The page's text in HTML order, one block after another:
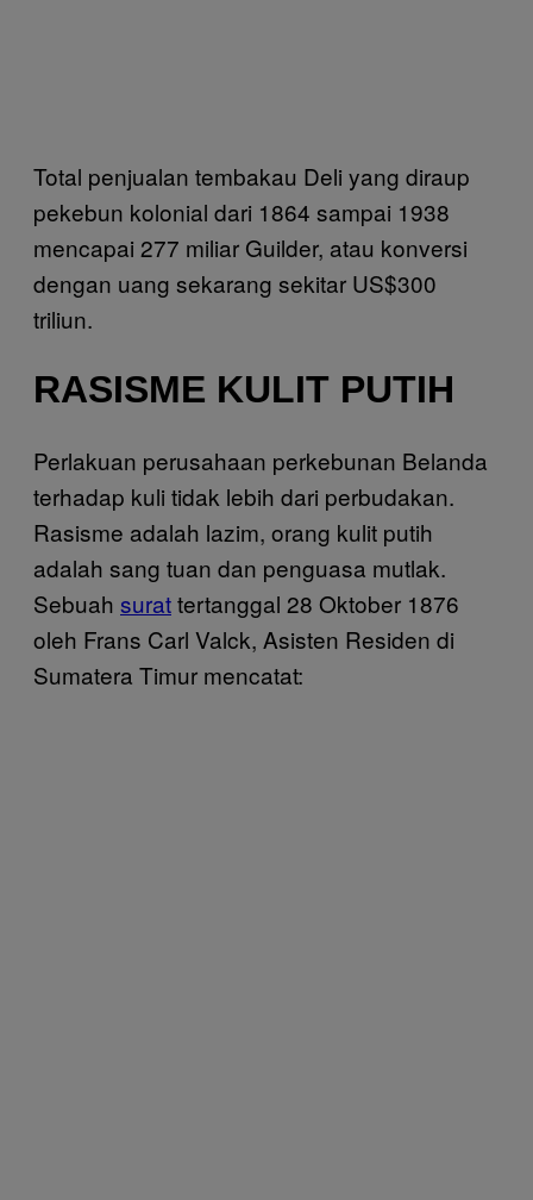
Total penjualan tembakau Deli yang diraup
pekebun kolonial dari 1864 sampai 1938
mencapai 277 miliar Guilder, atau konversi
dengan uang sekarang sekitar US$300
triliun.
RASISME KULIT PUTIH
Perlakuan perusahaan perkebunan Belanda
terhadap kuli tidak lebih dari perbudakan.
Rasisme adalah lazim, orang kulit putih
adalah sang tuan dan penguasa mutlak.
Sebuah surattertanggal 28 Oktober 1876
oleh Frans Carl Valck, Asisten Residen di
Sumatera Timur mencatat: